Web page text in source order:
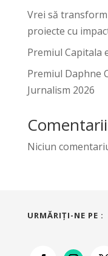
Vrei să
proiecte cu
Premiul Capitala
Premiul Daphne
Jurnalism 2026
Niciun
URMĂRIŢI-NE PE :